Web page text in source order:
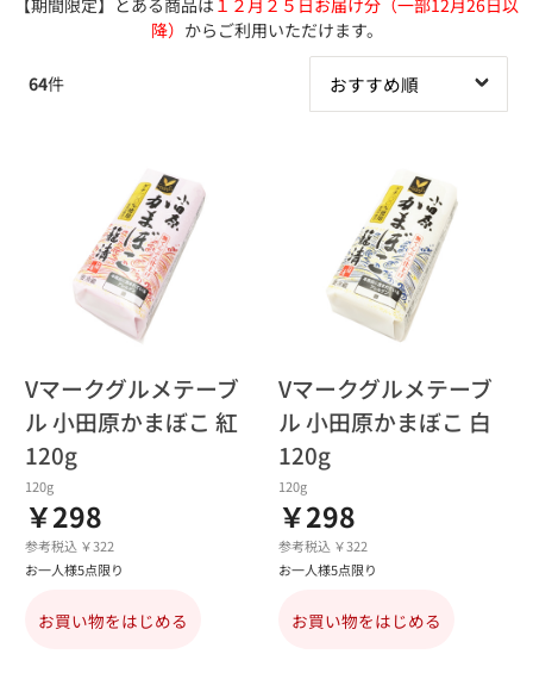
【期間限定】とある商品は １２月２５日お届け分（一部12月26日以
降） からご利用いただけます。
64件
Vマークグルメテーブ
ル 小田原かまぼこ 紅
120g
120g
￥298
参考税込 ￥322
お一人様5点限り
お買い物をはじめる
Vマークグルメテーブ
ル 小田原かまぼこ 白
120g
120g
￥298
参考税込 ￥322
お一人様5点限り
お買い物をはじめる